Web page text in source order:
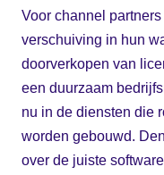
Voor channel
verschuiving in hun
doorverkopen van
een duurzaam
nu in de diensten die
worden gebouwd.
over de juiste